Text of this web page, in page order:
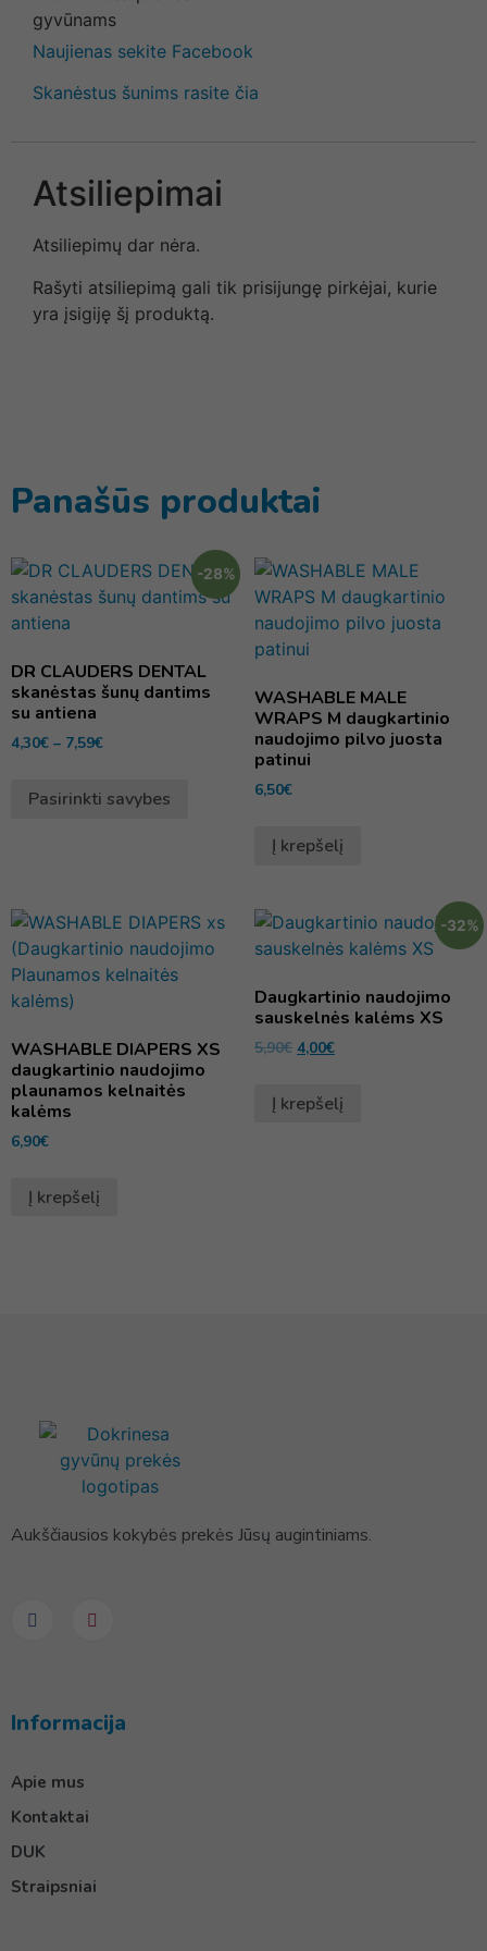
Naujienas sekite Facebook
Skanėstus šunims rasite čia
Atsiliepimai
Atsiliepimų dar nėra.
Rašyti atsiliepimą gali tik prisijungę pirkėjai, kurie
yra įsigiję šį produktą.
Panašūs produktai
-28%
DR CLAUDERS DENTAL
skanėstas šunų dantims
su antiena
4,30€ – 7,59€
Pasirinkti savybes
WASHABLE MALE
WRAPS M daugkartinio
naudojimo pilvo juosta
patinui
6,50€
Į krepšelį
WASHABLE DIAPERS XS
daugkartinio naudojimo
plaunamos kelnaitės
kalėms
6,90€
Į krepšelį
-32%
Daugkartinio naudojimo
sauskelnės kalėms XS
5,90€ 4,00€
Į krepšelį
Aukščiausios kokybės prekės Jūsų augintiniams.
Informacija
Apie mus
Kontaktai
DUK
Straipsniai